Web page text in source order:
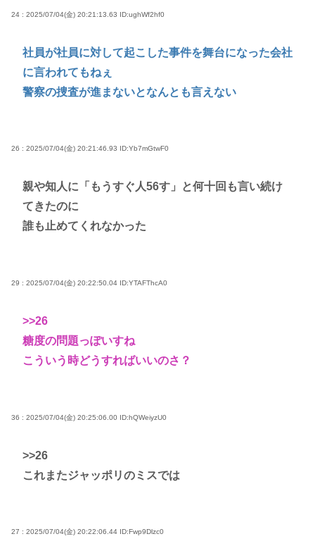
24 : 2025/07/04(金) 20:21:13.63 ID:ughWf2hf0
社員が社員に対して起こした事件を舞台になった会社
に言われてもねぇ
警察の捜査が進まないとなんとも言えない
26 : 2025/07/04(金) 20:21:46.93 ID:Yb7mGtwF0
親や知人に「もうすぐ人56す」と何十回も言い続け
てきたのに
誰も止めてくれなかった
29 : 2025/07/04(金) 20:22:50.04 ID:YTAFThcA0
>>26
糖度の問題っぽいすね
こういう時どうすればいいのさ？
36 : 2025/07/04(金) 20:25:06.00 ID:hQWeiyzU0
>>26
これまたジャッポリのミスでは
27 : 2025/07/04(金) 20:22:06.44 ID:Fwp9Dlzc0